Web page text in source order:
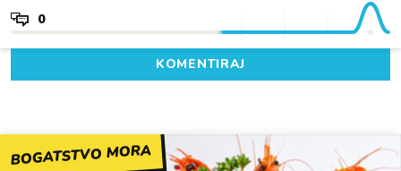
0
KOMENTIRAJ
BOGATSTVO MORA